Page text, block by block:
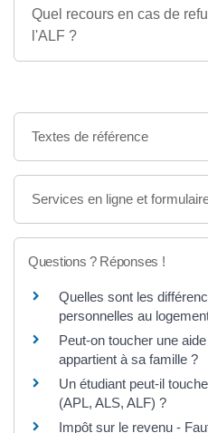
Quel recours en cas de
l'ALF ?
Textes de référence
Services en ligne et
Questions ? Réponses !
Quelles sont les
personnelles au
Peut-on toucher une
appartient à sa famille ?
Un étudiant peut-il
(APL, ALS, ALF) ?
Impôt sur le revenu -